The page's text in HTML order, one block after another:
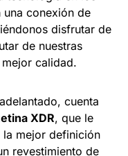
una conexión de
disfrutar de
de nuestras
calidad.
cuenta
XDR, que le
la mejor definición
revestimiento de